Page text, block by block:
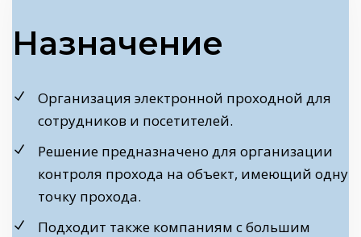
Назначение
Организация электронной проходной для
сотрудников и посетителей.
Решение предназначено для организации
контроля прохода на объект, имеющий одну
точку прохода.
Подходит также компаниям с большим